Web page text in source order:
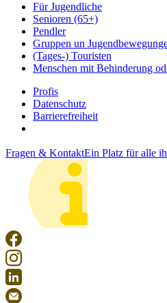
Für Jugendliche
Senioren (65+)
Pendler
Gruppen un
(Tages-) Touristen
Menschen mit Behinderung
Profis
Datenschutz
Barrierefreiheit
Fragen & KontaktEin Platz für alle